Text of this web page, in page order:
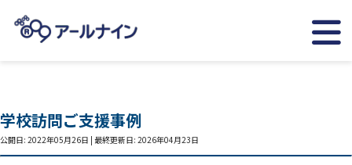
学校訪問ご支援事例
公開日: 2022年05月26日 | 最終更新日: 2026年04月23日